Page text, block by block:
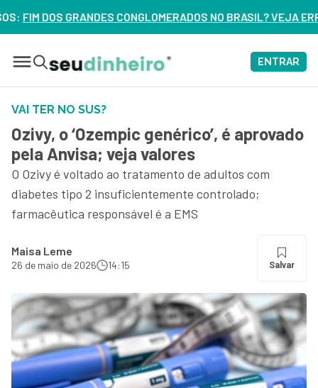
NO BRASIL? VEJA ERROS DE 3 DELES – ASSISTA
ENTRAR
VAI TER NO SUS?
Ozivy, o ‘Ozempic genérico’, é aprovado
pela Anvisa; veja valores
O Ozivy é voltado ao tratamento de adultos com
diabetes tipo 2 insuficientemente controlado;
farmacêutica responsável é a EMS
Maisa Leme
26 de maio de 2026 14:15 Salvar